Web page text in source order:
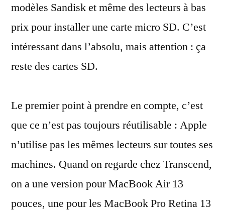
autres
dédiées
aux
MacBook
modèles Sandisk et même des lecteurs à bas
prix pour installer une carte micro SD. C’est
intéressant dans l’absolu, mais attention : ça
reste des cartes SD.
Le premier point à prendre en compte, c’est
que ce n’est pas toujours réutilisable : Apple
n’utilise pas les mêmes lecteurs sur toutes ses
machines. Quand on regarde chez Transcend,
on a une version pour MacBook Air 13
pouces, une pour les MacBook Pro Retina 13